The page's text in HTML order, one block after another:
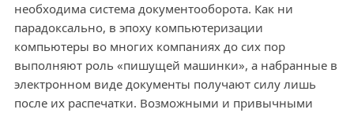
необходима система документооборота. Как ни
парадоксально, в эпоху компьютеризации
компьютеры во многих компаниях до сих пор
выполняют роль «пишущей машинки», а набранные в
электронном виде документы получают силу лишь
после их распечатки. Возможными и привычными